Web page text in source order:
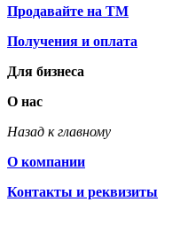
Продавайте на ТМ
Получения и оплата
Для бизнеса
О нас
Назад к главному
О компании
Контакты и реквизиты